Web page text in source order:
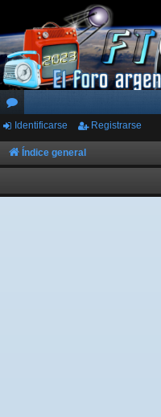
or
os
Identificarse Registrarse
Índice general